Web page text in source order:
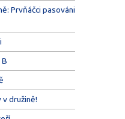
Prvňáčci pasováni
družině!